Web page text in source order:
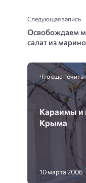
Следующая запись
Освобождаем
салат из
Что еще
Караимы и
Крыма
10 марта 2006